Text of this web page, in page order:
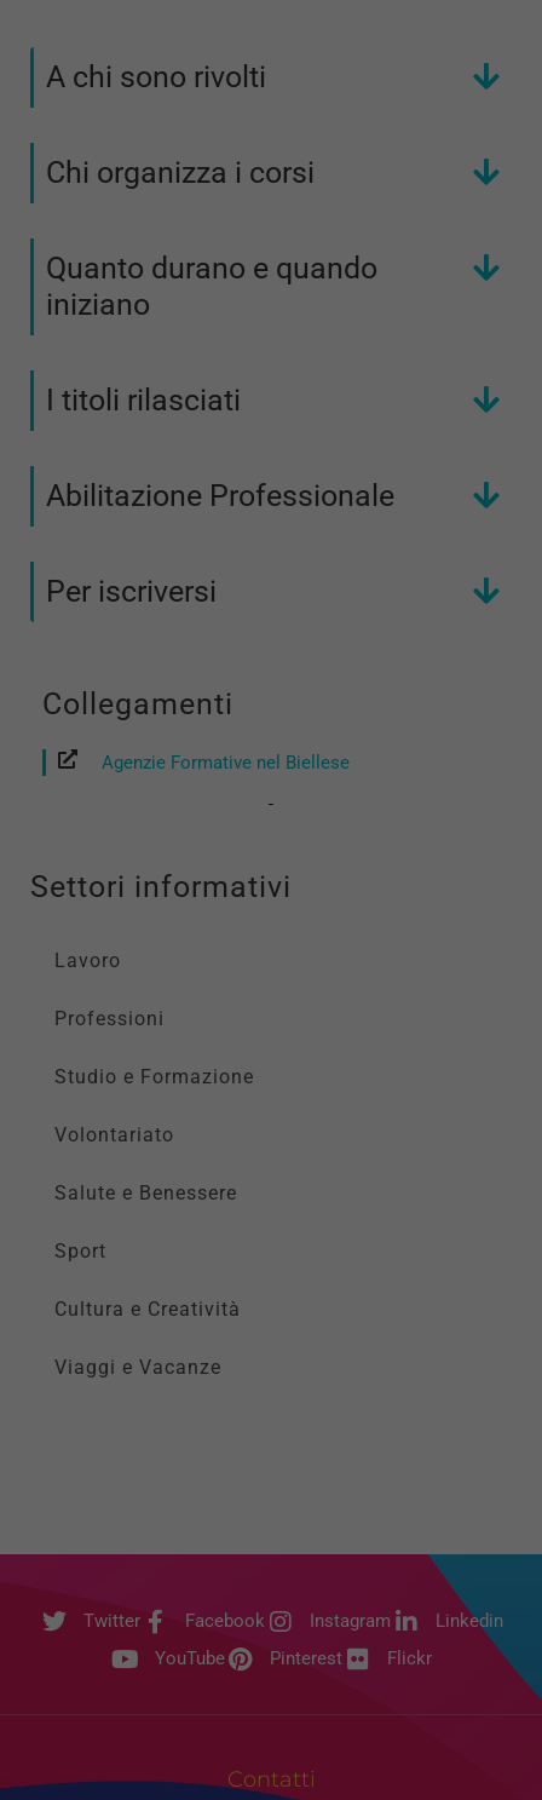
A chi sono rivolti
Chi organizza i corsi
Quanto durano e quando
iniziano
I titoli rilasciati
Abilitazione Professionale
Per iscriversi
Collegamenti
Agenzie Formative nel Biellese
Settori informativi
Lavoro
Professioni
Studio e Formazione
Volontariato
Salute e Benessere
Sport
Cultura e Creatività
Viaggi e Vacanze
Twitter Facebook Instagram
Linkedin
YouTube
Pinterest Flickr
Contatti